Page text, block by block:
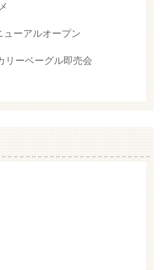
ューアルオープン
リーベーグル即売会